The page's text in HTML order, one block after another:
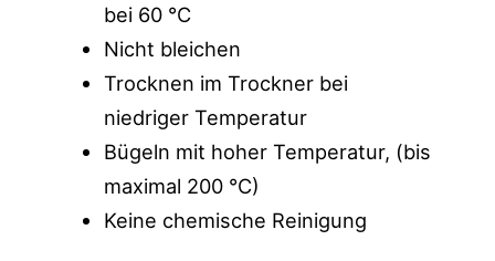
bei 60 °C
Nicht bleichen
Trocknen im Trockner bei
niedriger Temperatur
Bügeln mit hoher Temperatur, (bis
maximal 200 °C)
Keine chemische Reinigung